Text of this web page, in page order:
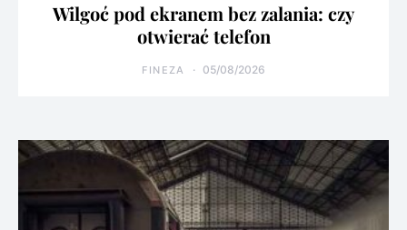
Wilgoć pod ekranem bez zalania: czy
otwierać telefon
FINEZA 05/08/2026